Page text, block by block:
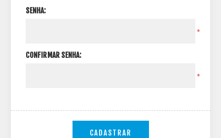
SENHA:
*
CONFIRMAR SENHA:
*
CADASTRAR